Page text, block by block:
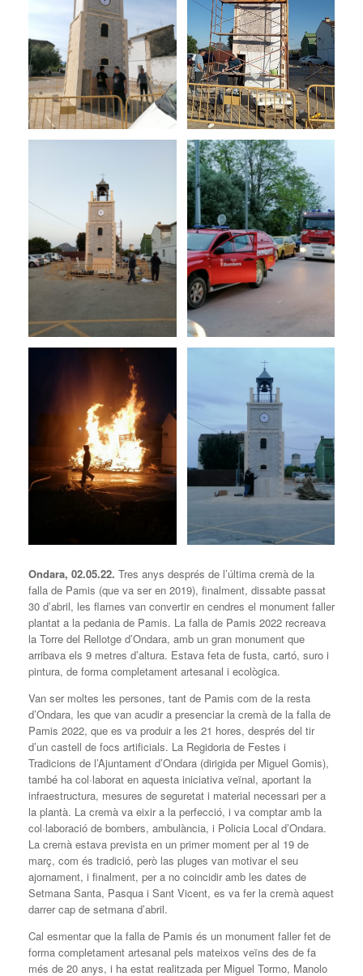
Ondara, 02.05.22. Tres anys després de l’última cremà de la
falla de Pamis (que va ser en 2019), finalment, dissabte passat
30 d’abril, les flames van convertir en cendres el monument faller
plantat a la pedania de Pamis. La falla de Pamis 2022 recreava
la Torre del Rellotge d’Ondara, amb un gran monument que
arribava els 9 metres d’altura. Estava feta de fusta, cartó, suro i
pintura, de forma completament artesanal i ecològica.
Van ser moltes les persones, tant de Pamis com de la resta
d’Ondara, les que van acudir a presenciar la cremà de la falla de
Pamis 2022, que es va produir a les 21 hores, després del tir
d’un castell de focs artificials. La Regidoria de Festes i
Tradicions de l’Ajuntament d’Ondara (dirigida per Miguel Gomis),
també ha col·laborat en aquesta iniciativa veïnal, aportant la
infraestructura, mesures de seguretat i material necessari per a
la plantà. La cremà va eixir a la perfecció, i va comptar amb la
col·laboració de bombers, ambulància, i Policia Local d’Ondara.
La cremà estava prevista en un primer moment per al 19 de
març, com és tradició, però las pluges van motivar el seu
ajornament, i finalment, per a no coincidir amb les dates de
Setmana Santa, Pasqua i Sant Vicent, es va fer la cremà aquest
darrer cap de setmana d’abril.
Cal esmentar que la falla de Pamis és un monument faller fet de
forma completament artesanal pels mateixos veïns des de fa
més de 20 anys, i ha estat realitzada per Miguel Tormo, Manolo